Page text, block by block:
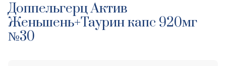
Доппельгерц Актив
Женьшень+Таурин капс 920мг
№30